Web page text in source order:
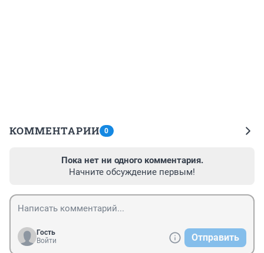
КОММЕНТАРИИ 0
Пока нет ни одного комментария.
Начните обсуждение первым!
Гость
Войти
Отправить